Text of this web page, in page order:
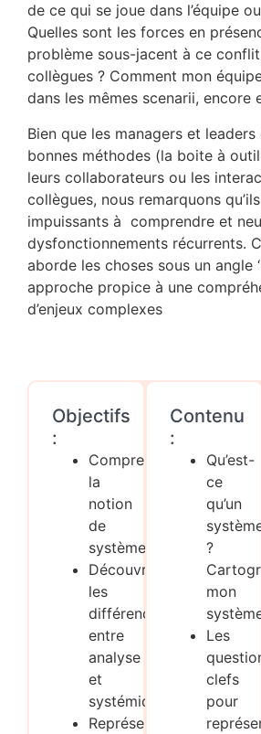
de ce qui se joue dans l’équipe
Quelles sont les forces en
problème sous-jacent à ce
collègues ? Comment mon
dans les mêmes scenarii, encore
Bien que les managers et
bonnes méthodes (la boite à
leurs collaborateurs ou les
collègues, nous remarquons
impuissants à comprendre et
dysfonctionnements récurrents.
aborde les choses sous un angle
approche propice à une
d’enjeux complexes
Objectifs
:
Comprendre
la
notion
de
système.
Découvrir
les
différences
entre
analyse
et
systémique.
Représenter
Contenu
:
Qu’est-
ce
qu’un
?
mon
Les
clefs
pour